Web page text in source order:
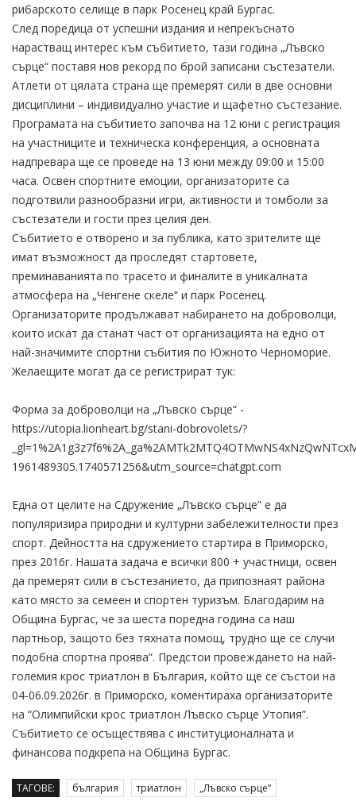
рибарското селище в парк Росенец край Бургас.
След поредица от успешни издания и непрекъснато
нарастващ интерес към събитието, тази година „Лъвско
сърце“ поставя нов рекорд по брой записани състезатели.
Атлети от цялата страна ще премерят сили в две основни
дисциплини – индивидуално участие и щафетно състезание.
Програмата на събитието започва на 12 юни с регистрация
на участниците и техническа конференция, а основната
надпревара ще се проведе на 13 юни между 09:00 и 15:00
часа. Освен спортните емоции, организаторите са
подготвили разнообразни игри, активности и томболи за
състезатели и гости през целия ден.
Събитието е отворено и за публика, като зрителите ще
имат възможност да проследят стартовете,
преминаванията по трасето и финалите в уникалната
атмосфера на „Ченгене скеле“ и парк Росенец.
Организаторите продължават набирането на доброволци,
които искат да станат част от организацията на едно от
най-значимите спортни събития по Южното Черноморие.
Желаещите могат да се регистрират тук:
Форма за доброволци на „Лъвско сърце“ -
https://utopia.lionheart.bg/stani-dobrovolets/?
1961489305.1740571256&utm_source=chatgpt.com
Една от целите на Сдружение „Лъвско сърце” е да
популяризира природни и културни забележителности през
спорт. Дейността на сдружението стартира в Приморско,
през 2016г. Нашата задача е всички 800 + участници, освен
да премерят сили в състезанието, да припознаят района
като място за семеен и спортен туризъм. Благодарим на
Община Бургас, че за шеста поредна година са наш
партньор, защото без тяхната помощ, трудно ще се случи
подобна спортна проява“. Предстои провеждането на най-
големия крос триатлон в България, който ще се състои на
04-06.09.2026г. в Приморско, коментираха организаторите
на “Олимпийски крос триатлон Лъвско сърце Утопия”.
Събитието се осъществява с институционалната и
финансова подкрепа на Община Бургас.
ТАГОВЕ: българия триатлон „Лъвско сърце“